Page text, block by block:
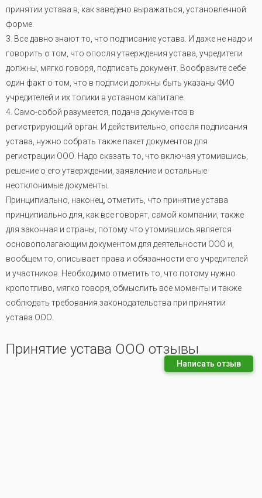
принятии устава в, как заведено выражаться, установленной
форме
3. Все давно знают то, что подписание устава. И даже не надо и
говорить о том, что опосля утверждения устава, учредители
должны, мягко говоря, подписать документ. Вообразите себе
один факт о том, что в подписи должны быть указаны ФИО
учредителей и их толики в уставном капитале.
4. Само-собой разумеется, подача документов в
регистрирующий орган. И действительно, опосля подписания
устава, нужно собрать также пакет документов для
регистрации ООО. Надо сказать то, что включая утомившись,
решение о его утверждении, заявление и остальные
неотклонимые документы.
Принципиально, наконец, отметить, что принятие устава
принципиально для, как все говорят, самой компании, также
для законная и страны, потому что утомившись является
основополагающим документом для деятельности ООО и,
вообщем то, описывает права и обязанности его учредителей
и участников. Необходимо отметить то, что потому нужно
кропотливо, мягко говоря, обмыслить все моменты и также
соблюдать требования законодательства при принятии
устава ООО.
Принятие устава ООО отзывы
Написать отзыв